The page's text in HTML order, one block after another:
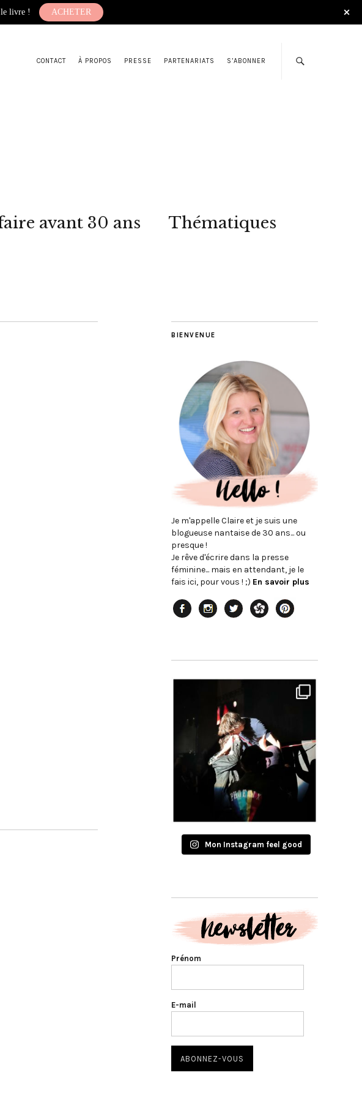
CONTACT À PROPOS PRESSE PARTENARIATS S’ABONNER
avant 30 ans Thématiques
BIENVENUE
Je m'appelle Claire et je suis une
blogueuse nantaise de 30 ans... ou
presque !
Je rêve d'écrire dans la presse
féminine... mais en attendant, je le
fais ici, pour vous ! ;) En savoir plus
Mon Instagram feel good
Prénom
E-mail
le livre ! ACHETER